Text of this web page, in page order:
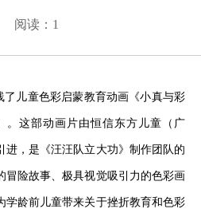
阅读：1
儿童色彩启蒙教育动画《小真与彩
。 这部动画 片由恒信东方儿童（广
进，是 《汪汪队立大功》 制作团队的
冒险故事、极具视觉吸引力 的色彩画
学龄前儿童带来关于挫折教育和色彩